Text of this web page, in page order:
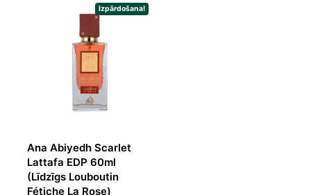
47,03 €.26,05 €.
Izpārdošana!
Ana Abiyedh Scarlet
Lattafa EDP 60ml
(Līdzīgs Louboutin
Fétiche La Rose)